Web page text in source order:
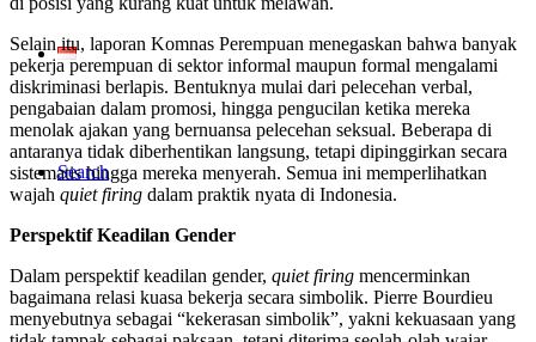
Search
Selain itu, laporan Komnas Perempuan menegaskan bahwa banyak
pekerja perempuan di sektor informal maupun formal mengalami
diskriminasi berlapis. Bentuknya mulai dari pelecehan verbal,
pengabaian dalam promosi, hingga pengucilan ketika mereka
menolak ajakan yang bernuansa pelecehan seksual. Beberapa di
antaranya tidak diberhentikan langsung, tetapi dipinggirkan secara
sistematis hingga mereka menyerah. Semua ini memperlihatkan
wajah quiet firing dalam praktik nyata di Indonesia.
Perspektif Keadilan Gender
Dalam perspektif keadilan gender, quiet firing mencerminkan
bagaimana relasi kuasa bekerja secara simbolik. Pierre Bourdieu
menyebutnya sebagai “kekerasan simbolik”, yakni kekuasaan yang